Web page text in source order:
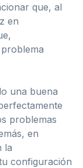
que, al
en
una buena
problemas
en
la
configuración